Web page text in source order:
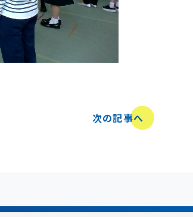
次の記事へ